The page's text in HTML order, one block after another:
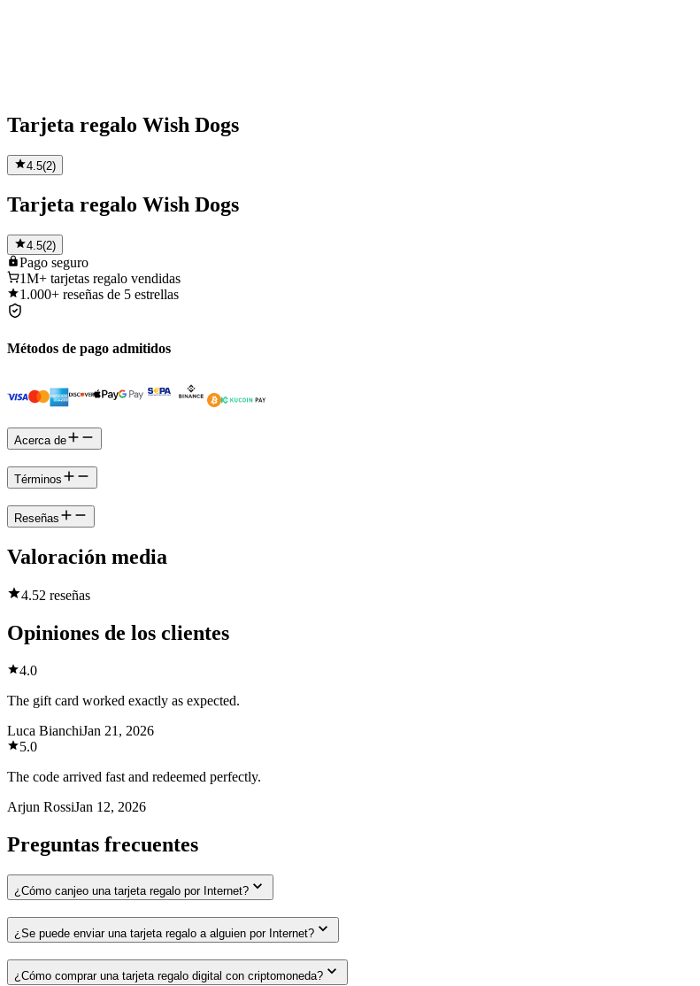
Tarjeta regalo Wish Dogs
4.5(2)
Tarjeta regalo Wish Dogs
4.5(2)
Pago seguro
1M+ tarjetas regalo vendidas
1.000+ reseñas de 5 estrellas
Métodos de pago admitidos
Acerca de
Términos
Reseñas
Valoración media
4.52 reseñas
Opiniones de los clientes
4.0
The gift card worked exactly as expected.
Luca BianchiJan 21, 2026
5.0
The code arrived fast and redeemed perfectly.
Arjun RossiJan 12, 2026
Preguntas frecuentes
¿Cómo canjeo una tarjeta regalo por Internet?
¿Se puede enviar una tarjeta regalo a alguien por Internet?
¿Cómo comprar una tarjeta regalo digital con criptomoneda?